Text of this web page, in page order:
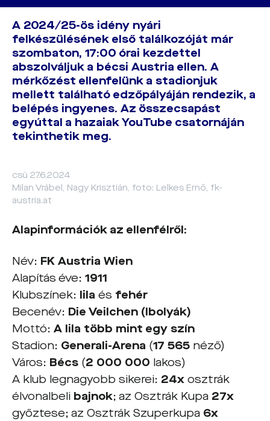
A 2024/25-ös idény nyári
felkészülésének első találkozóját már
szombaton, 17:00 órai kezdettel
abszolváljuk a bécsi Austria ellen. A
mérkőzést ellenfelünk a stadionjuk
mellett található edzőpályáján rendezik, a
belépés ingyenes. Az összecsapást
egyúttal a hazaiak YouTube csatornáján
tekinthetik meg.
csü 27.6.2024
Milan Vrábel, Nagy Krisztián, foto: Lelkes Ernő, fk-
austria.at
Alapinformációk az ellenfélről:
Név: FK Austria Wien
Alapítás éve: 1911
Klubszínek: lila és fehér
Becenév: Die Veilchen (Ibolyák)
Mottó: A lila több mint egy szín
Stadion: Generali-Arena (17 565 néző)
Város: Bécs (2 000 000 lakos)
A klub legnagyobb sikerei: 24x osztrák
élvonalbeli bajnok; az Osztrák Kupa 27x
győztese; az Osztrák Szuperkupa 6x